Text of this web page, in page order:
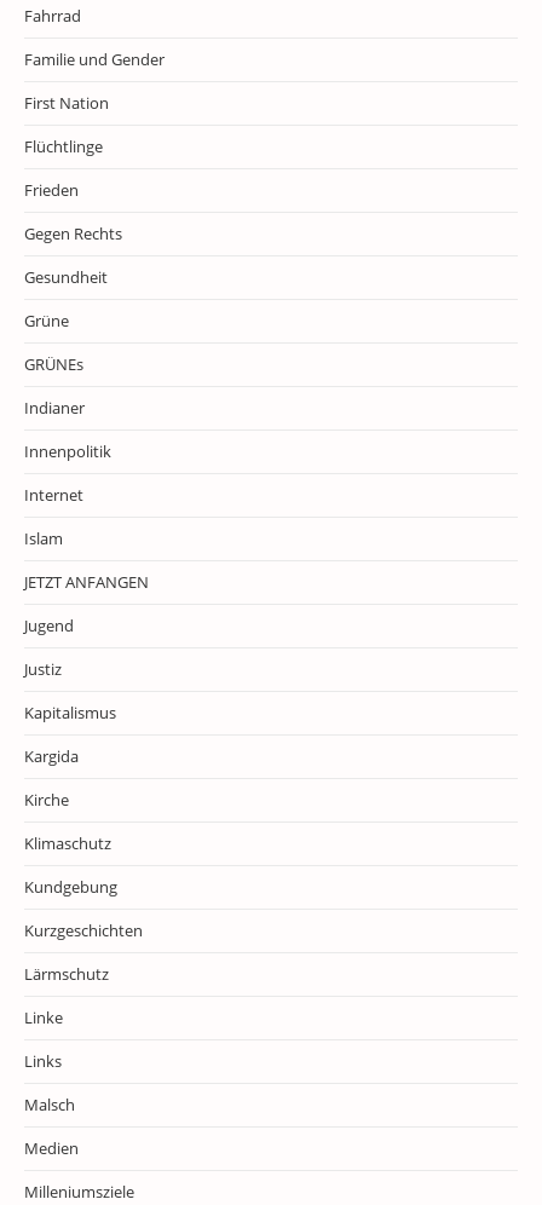
Fahrrad
Familie und Gender
First Nation
Flüchtlinge
Frieden
Gegen Rechts
Gesundheit
Grüne
GRÜNEs
Indianer
Innenpolitik
Internet
Islam
JETZT ANFANGEN
Jugend
Justiz
Kapitalismus
Kargida
Kirche
Klimaschutz
Kundgebung
Kurzgeschichten
Lärmschutz
Linke
Links
Malsch
Medien
Milleniumsziele